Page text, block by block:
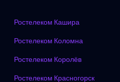
Ростелеком Кашира
Ростелеком Коломна
Ростелеком Королёв
Ростелеком Красногорск